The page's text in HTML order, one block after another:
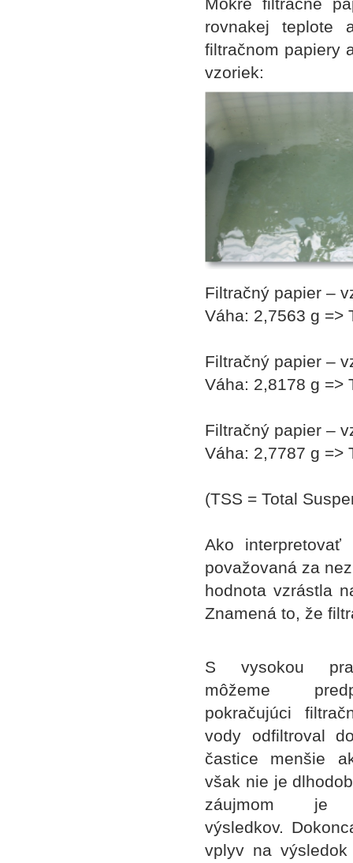
rovnakej teplote
filtračnom papiery
vzoriek:
Filtračný papier –
Váha: 2,7563 g =>
Filtračný papier –
Váha: 2,8178 g =>
Filtračný papier –
Váha: 2,7787 g =>
(TSS = Total
Ako
považovaná za
hodnota vzrástla
Znamená to, že
S vysokou
môžeme
pokračujúci
vody odfiltroval
častice menšie
však nie je
záujmom je
výsledkov.
vplyv na